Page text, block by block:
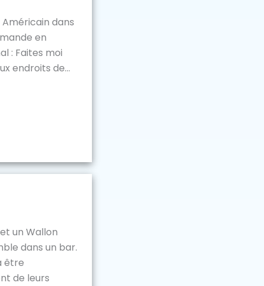
dans
en
: Faites moi
endroits de...
un Wallon
dans un bar.
être
de leurs